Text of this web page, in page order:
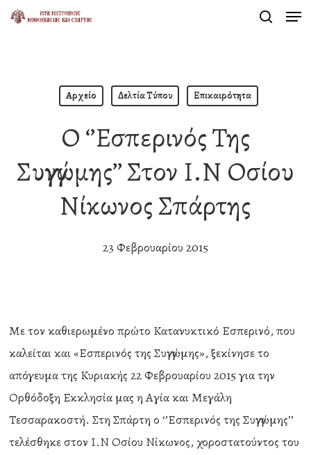
Skip
Αρχείο Δελτία Τύπου Επικαιρότητα
Ο ‘’Εσπερινός Της
Συγγνώμης’’ Στον Ι.Ν Οσίου
Νίκωνος Σπάρτης
23 Φεβρουαρίου 2015
Με τον καθιερωμένο πρώτο Κατανυκτικό Εσπερινό, που
καλείται και «Εσπερινός της Συγγνώμης», ξεκίνησε το
απόγευμα της Κυριακής 22 Φεβρουαρίου 2015 για την
Ορθόδοξη Εκκλησία μας η Αγία και Μεγάλη
Τεσσαρακοστή. Στη Σπάρτη ο ‘’Εσπερινός της Συγγνώμης’’
τελέσθηκε στον Ι.Ν Οσίου Νίκωνος, χοροστατούντος του